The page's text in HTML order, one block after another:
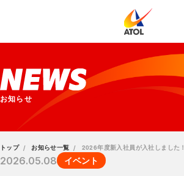
お知らせ
トップ お知らせ一覧 2026年度新入社員が入社しました！
2026.05.08 イベント